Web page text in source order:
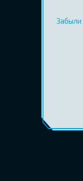
Забыли